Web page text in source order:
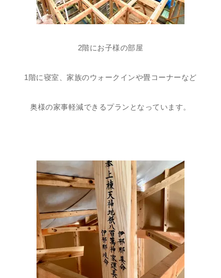
2階にお子様の部屋
1階に寝室、家族のウォークインや畳コーナーなど
奥様の家事軽減できるプランとなっています。